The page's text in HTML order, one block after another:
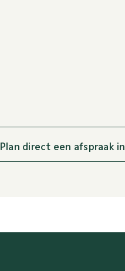
Plan direct een afspraak in